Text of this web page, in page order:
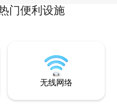
门便利设施
无线网络